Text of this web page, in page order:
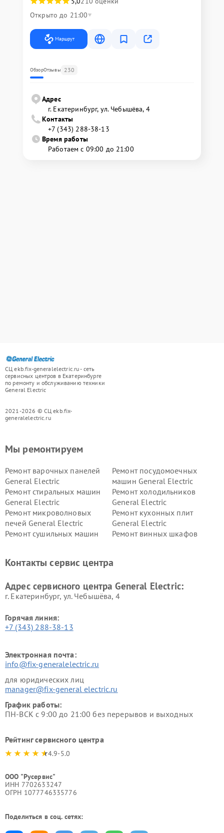
Открыто до 21:00
Маршрут
ОбзорОтзывы 230
Адрес
г. Екатеринбург, ул. Чебышёва, 4
Контакты
+7 (343) 288-38-13
Время работы
Работаем с 09:00 до 21:00
СЦ ekb.fix-generalelectric.ru - сеть
сервисных центров в Екатеринбурге
по ремонту и обслуживанию техники
General Electric
2021-2026 © СЦ ekb.fix-
generalelectric.ru
Мы ремонтируем
Ремонт варочных панелей
General Electric
Ремонт посудомоечных
машин General Electric
Ремонт стиральных машин
General Electric
Ремонт холодильников
General Electric
Ремонт микроволновых
печей General Electric
Ремонт кухонных плит
General Electric
Ремонт сушильных машин
Ремонт винных шкафов
Electric
General Electric
Контакты сервис центра
Адрес сервисного центра General Electric:
г. Екатеринбург, ул. Чебышёва, 4
Горячая линия:
+7 (343) 288-38-13
Электронная почта:
info@fix-generalelectric.ru
для юридических лиц
manager@fix-general electric.ru
График работы:
ПН-ВСК с 9:00 до 21:00 без перерывов и выходных
Рейтинг сервисного центра
4.9-5.0
ООО "Русервис"
ИНН 7702633247
ОГРН 1077746335776
Поделиться в соц. сетях: